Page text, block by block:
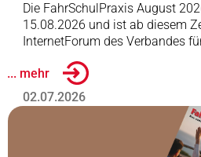
Die FahrSchulPraxis August
15.08.2026 und ist ab diesem
InternetForum des Verbandes
... mehr
02.07.2026